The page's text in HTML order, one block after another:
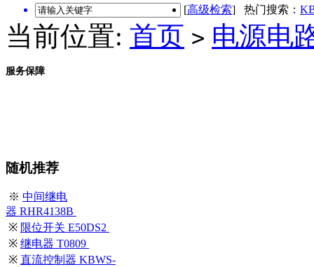
[高级检索] 热门搜索：
当前位置: 首页 > 电源电
服务保障
随机推荐
※ 中间继电
器 RHR4138B
※ 限位开关 E50DS2
※ 继电器 T0809
※ 直流控制器 KBWS-